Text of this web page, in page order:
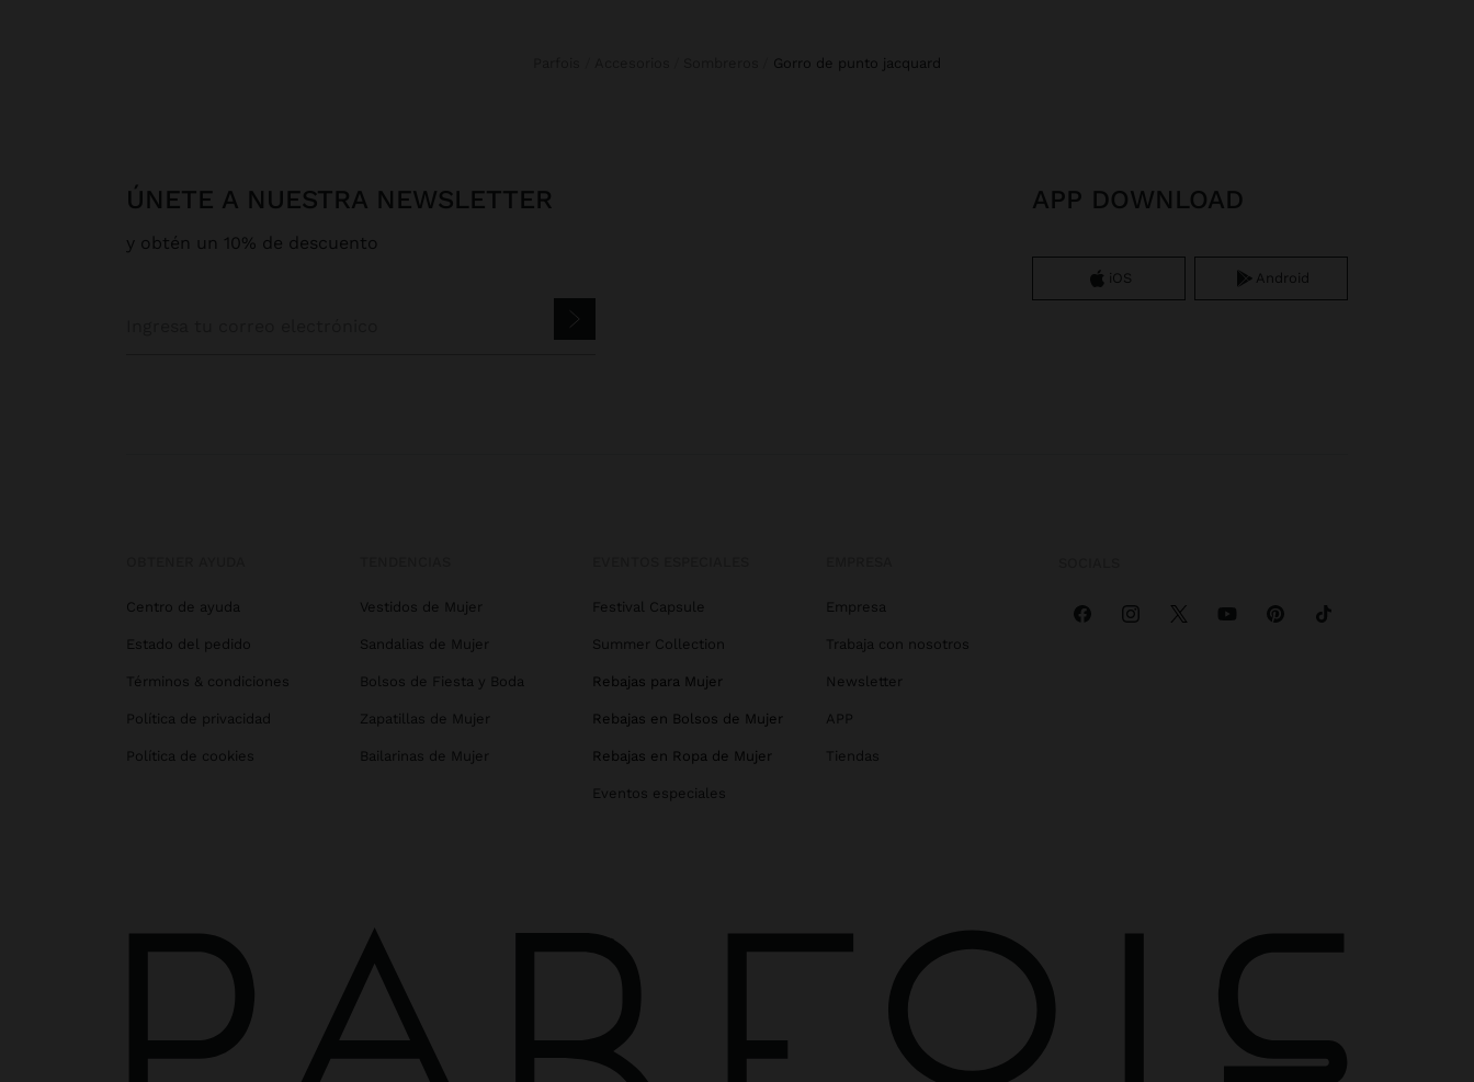
gorro de punto jacquard
ÚNETE A NUESTRA NEWSLETTER
y obtén un 10% de descuento
APP DOWNLOAD
iOS Android
Centro de ayuda
Estado del pedido
Términos & condiciones
Política de privacidad
Política de cookies
Vestidos de Mujer
Sandalias de Mujer
Bolsos de Fiesta y Boda
Zapatillas de Mujer
Bailarinas de Mujer
Festival Capsule
Summer Collection
Rebajas para Mujer
Rebajas en Bolsos de Mujer
Rebajas en Ropa de Mujer
Eventos especiales
Empresa
Trabaja con nosotros
Newsletter
APP
Tiendas